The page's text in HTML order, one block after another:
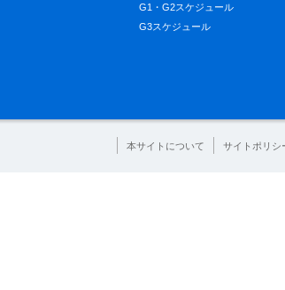
G1・G2スケジュール
G3スケジュール
本サイトについて サイトポリシ